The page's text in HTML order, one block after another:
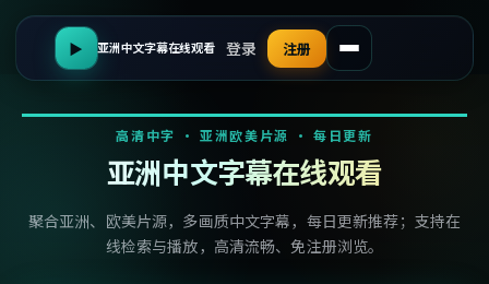
▶ 亚洲中文字幕在线观看 登录 注册
高清中字 · 亚洲欧美片源 · 每日更新
亚洲中文字幕在线观看
聚合亚洲、欧美片源，多画质中文字幕，每日更新推荐；支持在
线检索与播放，高清流畅、免注册浏览。